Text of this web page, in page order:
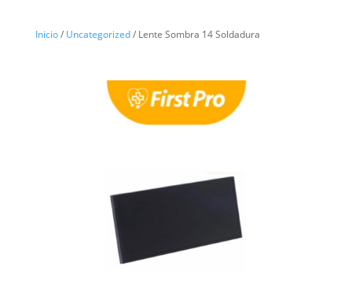
Inicio/ Uncategorized/ Lente Sombra 14 Soldadura